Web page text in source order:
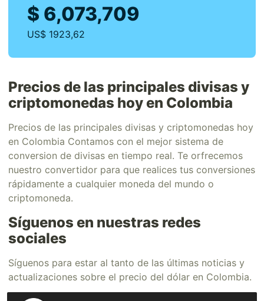
$ 6,073,709
US$ 1923,62
Precios de las principales divisas y
criptomonedas hoy en Colombia
Precios de las principales divisas y criptomonedas hoy
en Colombia Contamos con el mejor sistema de
conversion de divisas en tiempo real. Te orfrecemos
nuestro convertidor para que realices tus conversiones
rápidamente a cualquier moneda del mundo o
criptomoneda.
Síguenos en nuestras redes
sociales
Síguenos para estar al tanto de las últimas noticias y
actualizaciones sobre el precio del dólar en Colombia.